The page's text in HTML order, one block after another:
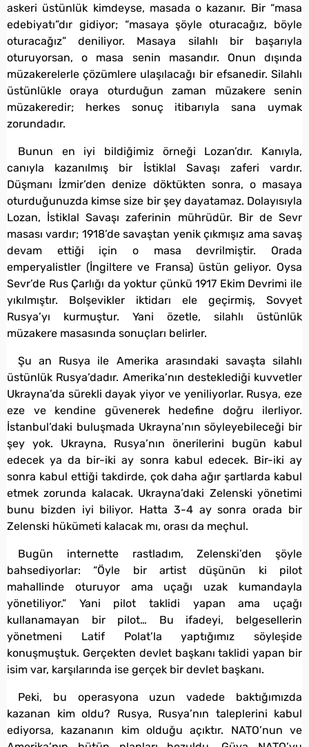
askeri üstünlük kimdeyse, masada o kazanır. Bir “masa
edebiyatı”dır gidiyor; “masaya şöyle oturacağız, böyle
oturacağız” deniliyor. Masaya silahlı bir başarıyla
oturuyorsan, o masa senin masandır. Onun dışında
müzakerelerle çözümlere ulaşılacağı bir efsanedir. Silahlı
üstünlükle oraya oturduğun zaman müzakere senin
müzakeredir; herkes sonuç itibarıyla sana uymak
zorundadır.
Bunun en iyi bildiğimiz örneği Lozan’dır. Kanıyla,
canıyla kazanılmış bir İstiklal Savaşı zaferi vardır.
Düşmanı İzmir’den denize döktükten sonra, o masaya
oturduğunuzda kimse size bir şey dayatamaz. Dolayısıyla
Lozan, İstiklal Savaşı zaferinin mührüdür. Bir de Sevr
masası vardır; 1918’de savaştan yenik çıkmışız ama savaş
devam ettiği için o masa devrilmiştir. Orada
emperyalistler (İngiltere ve Fransa) üstün geliyor. Oysa
Sevr’de Rus Çarlığı da yoktur çünkü 1917 Ekim Devrimi ile
yıkılmıştır. Bolşevikler iktidarı ele geçirmiş, Sovyet
Rusya’yı kurmuştur. Yani özetle, silahlı üstünlük
müzakere masasında sonuçları belirler.
Şu an Rusya ile Amerika arasındaki savaşta silahlı
üstünlük Rusya’dadır. Amerika’nın desteklediği kuvvetler
Ukrayna’da sürekli dayak yiyor ve yeniliyorlar. Rusya, eze
eze ve kendine güvenerek hedefine doğru ilerliyor.
İstanbul’daki buluşmada Ukrayna’nın söyleyebileceği bir
şey yok. Ukrayna, Rusya’nın önerilerini bugün kabul
edecek ya da bir-iki ay sonra kabul edecek. Bir-iki ay
sonra kabul ettiği takdirde, çok daha ağır şartlarda kabul
etmek zorunda kalacak. Ukrayna’daki Zelenski yönetimi
bunu bizden iyi biliyor. Hatta 3-4 ay sonra orada bir
Zelenski hükümeti kalacak mı, orası da meçhul.
Bugün internette rastladım, Zelenski’den şöyle
bahsediyorlar: “Öyle bir artist düşünün ki pilot
mahallinde oturuyor ama uçağı uzak kumandayla
yönetiliyor.” Yani pilot taklidi yapan ama uçağı
kullanamayan bir pilot… Bu ifadeyi, belgesellerin
yönetmeni Latif Polat’la yaptığımız söyleşide
konuşmuştuk. Gerçekten devlet başkanı taklidi yapan bir
isim var, karşılarında ise gerçek bir devlet başkanı.
Peki, bu operasyona uzun vadede baktığımızda
kazanan kim oldu? Rusya, Rusya’nın taleplerini kabul
ediyorsa, kazananın kim olduğu açıktır. NATO’nun ve